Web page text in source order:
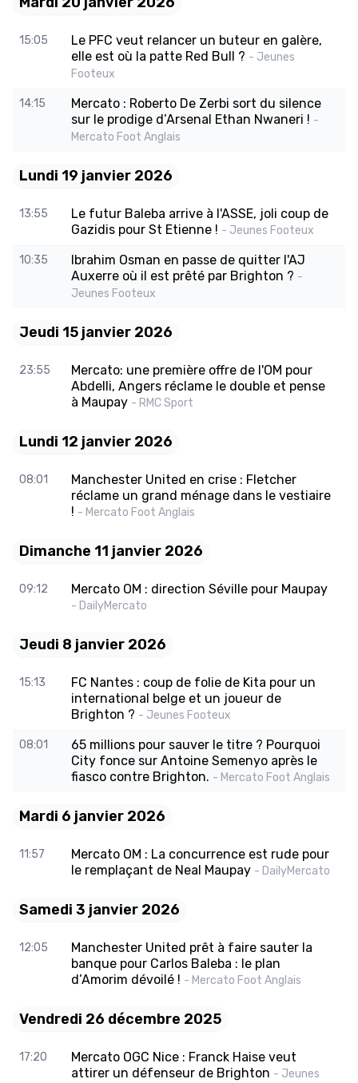
15:05
Le PFC veut relancer un buteur en galère,
elle est où la patte Red Bull ? - Jeunes
Footeux
14:15
Mercato : Roberto De Zerbi sort du silence
sur le prodige d’Arsenal Ethan Nwaneri ! -
Mercato Foot Anglais
Lundi 19 janvier 2026
13:55
Le futur Baleba arrive à l'ASSE, joli coup de
Gazidis pour St Etienne ! - Jeunes Footeux
10:35
Ibrahim Osman en passe de quitter l'AJ
Auxerre où il est prêté par Brighton ? -
Jeunes Footeux
Jeudi 15 janvier 2026
23:55
Mercato: une première offre de l'OM pour
Abdelli, Angers réclame le double et pense
à Maupay - RMC Sport
Lundi 12 janvier 2026
08:01
Manchester United en crise : Fletcher
réclame un grand ménage dans le vestiaire
! - Mercato Foot Anglais
Dimanche 11 janvier 2026
09:12 Mercato OM : direction Séville pour Maupay
- DailyMercato
Jeudi 8 janvier 2026
15:13
FC Nantes : coup de folie de Kita pour un
international belge et un joueur de
Brighton ? - Jeunes Footeux
08:01
65 millions pour sauver le titre ? Pourquoi
City fonce sur Antoine Semenyo après le
fiasco contre Brighton. - Mercato Foot Anglais
Mardi 6 janvier 2026
11:57
Mercato OM : La concurrence est rude pour
le remplaçant de Neal Maupay - DailyMercato
Samedi 3 janvier 2026
12:05
Manchester United prêt à faire sauter la
banque pour Carlos Baleba : le plan
d’Amorim dévoilé ! - Mercato Foot Anglais
Vendredi 26 décembre 2025
17:20
Mercato OGC Nice : Franck Haise veut
attirer un défenseur de Brighton - Jeunes